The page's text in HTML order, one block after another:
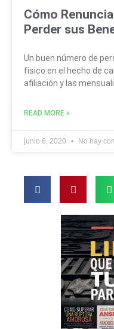
Cómo
Perder sus
Un buen número de
físico en el hecho de
afiliación y las
READ MORE »
junio 6, 2020 No hay